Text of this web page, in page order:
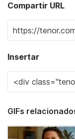
Compartir URL
Insertar
GIFs